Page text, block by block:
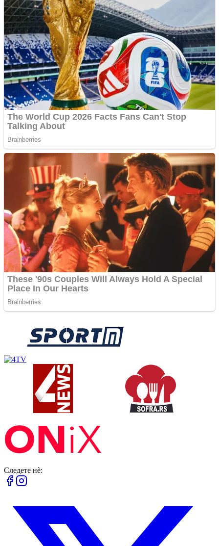
Следете нè: